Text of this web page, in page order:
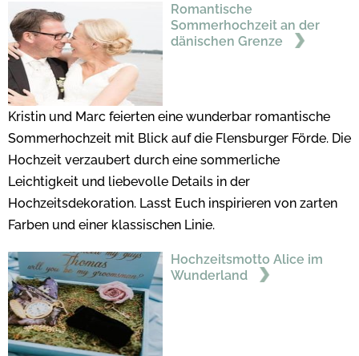
Romantische
Sommerhochzeit an der
dänischen Grenze
Kristin und Marc feierten eine wunderbar romantische
Sommerhochzeit mit Blick auf die Flensburger Förde. Die
Hochzeit verzaubert durch eine sommerliche
Leichtigkeit und liebevolle Details in der
Hochzeitsdekoration. Lasst Euch inspirieren von zarten
Farben und einer klassischen Linie.
Hochzeitsmotto Alice im
Wunderland